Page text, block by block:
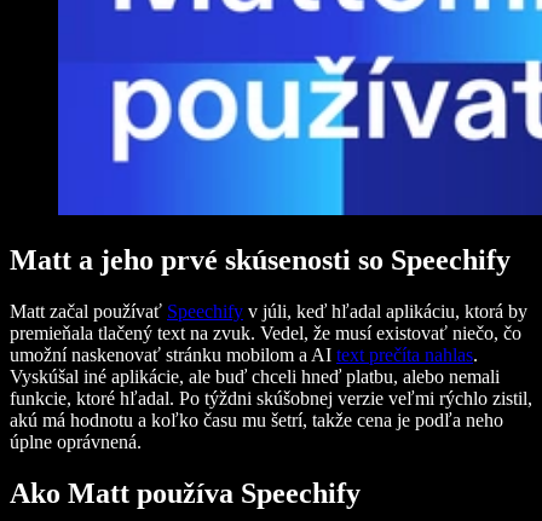
Matt a jeho prvé skúsenosti so Speechify
Matt začal používať Speechify v júli, keď hľadal aplikáciu, ktorá by
premieňala tlačený text na zvuk. Vedel, že musí existovať niečo, čo
umožní naskenovať stránku mobilom a AI text prečíta nahlas.
Vyskúšal iné aplikácie, ale buď chceli hneď platbu, alebo nemali
funkcie, ktoré hľadal. Po týždni skúšobnej verzie veľmi rýchlo zistil,
akú má hodnotu a koľko času mu šetrí, takže cena je podľa neho
úplne oprávnená.
Ako Matt používa Speechify